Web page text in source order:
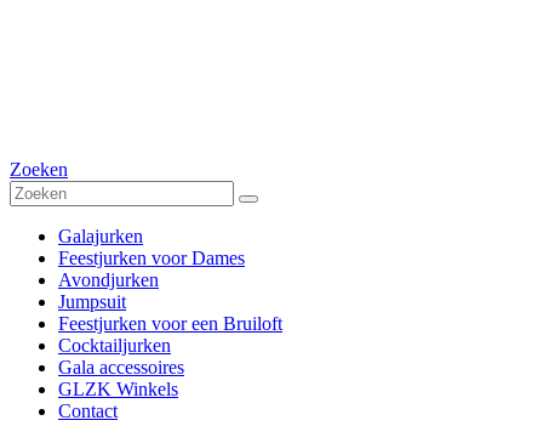
Zoeken
Galajurken
Feestjurken voor Dames
Avondjurken
Jumpsuit
Feestjurken voor een Bruiloft
Cocktailjurken
Gala accessoires
GLZK Winkels
Contact